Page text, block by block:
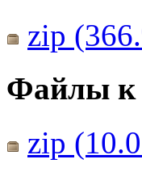
zip
Файлы к
zip